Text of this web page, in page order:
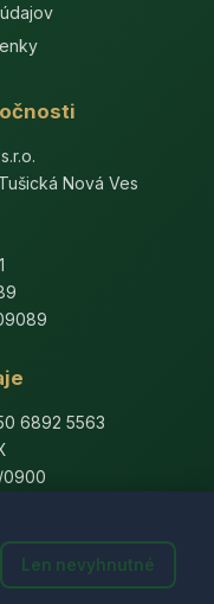
Len nevyhnutné
Nová Ves
6892 5563
0900